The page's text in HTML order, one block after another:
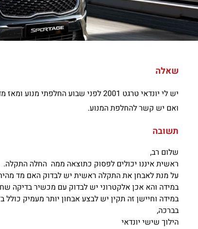
שאלה
יש לי יונדאי טרגט 2001 לפני שבוע
ואם יש קשר להחלפת המנוע.
תשובה
שלום רב,
ראשית איננו יכולים לפסוק כתוצאה ממה החלה התקלה.
על מנת לאבחן את התקלה ראשית יש לבדוק האם מד
במידה והא אכן אלקטרוני יש לבדוק עם מכשיר בדיקה
במידה וחיישן זה תקין יש לבצע אבחון יותר מעמיק כולל
בברכה,
הילוך שישי יונדאי